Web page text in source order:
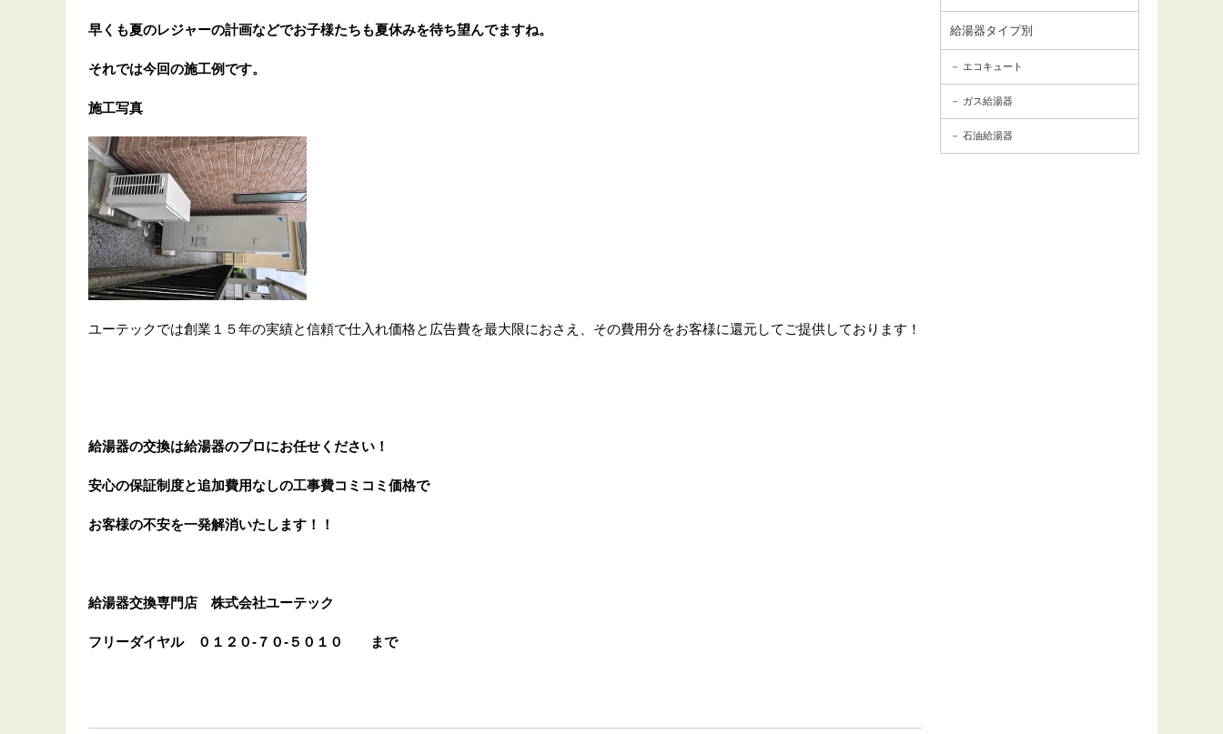
給湯器タイプ別
エコキュート
ガス給湯器
石油給湯器
早くも夏のレジャーの計画などでお子様たちも夏休みを待ち望んでますね。
それでは今回の施工例です。
施工写真
ユーテックでは創業１５年の実績と信頼で仕入れ価格と広告費を最大限におさえ、その費用分をお客様に還元してご提供しております！
給湯器の交換は給湯器のプロにお任せください！
安心の保証制度と追加費用なしの工事費コミコミ価格で
お客様の不安を一発解消いたします ！！
給湯器交換専門店 株式会社ユーテック
フリーダイヤル ０１２０-７０-５０１０ まで